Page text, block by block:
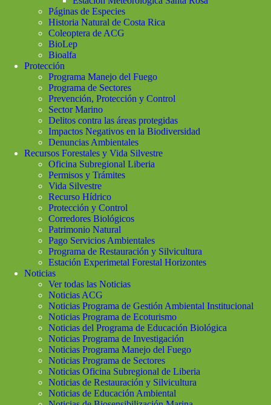
Páginas de Especies
Historia Natural de Costa Rica
Coleoptera de ACG
BioLep
Bioalfa
Protección
Programa Manejo del Fuego
Programa de Sectores
Prevención, Protección y Control
Sector Marino
Delitos contra las áreas protegidas
Impactos Negativos en la Biodiversidad
Denuncias Ambientales
Recursos Forestales y Vida Silvestre
Oficina Subregional Liberia
Permisos y Trámites
Vida Silvestre
Recurso Hídrico
Protección y Control
Corredores Biológicos
Patrimonio Natural
Pago Servicios Ambientales
Programa de Restauración y Silvicultura
Estación Experimetal Forestal Horizontes
Noticias
Ver todas las Noticias
Noticias ACG
Noticias Programa de Gestión Ambiental Institucional
Noticias Programa de Ecoturismo
Noticias del Programa de Educación Biológica
Noticias Programa de Investigación
Noticias Programa Manejo del Fuego
Noticias Programa de Sectores
Noticias Oficina Subregional de Liberia
Noticias de Restauración y Silvicultura
Noticias de Educación Ambiental